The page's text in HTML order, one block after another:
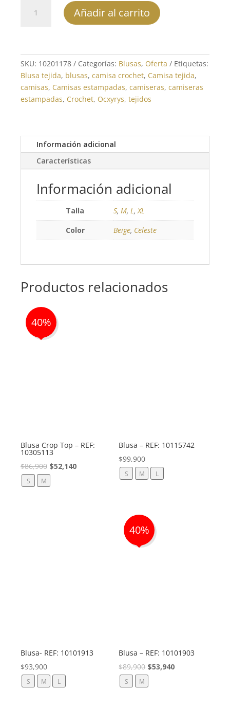
Añadir al carrito
SKU: 10201178 Categorías: Blusas, Oferta
Etiquetas:
Blusa tejida, blusas, camisa crochet, Camisa tejida,
camisas, Camisas estampadas, camiseras, camiseras
estampadas, Crochet, Ocxyrys, tejidos
Información adicional
Características
Información adicional
Talla S, M, L,XL
Color
Beige, Celeste
Productos relacionados
40%
Blusa Crop Top – REF:
10305113
$86,900 El
$52,140El
S M
Blusa – REF: 10115742
$99,900
S M L
Blusa- REF: 10101913
$93,900
S M L
40%
Blusa – REF: 10101903
$89,900 El
$53,940El
S M